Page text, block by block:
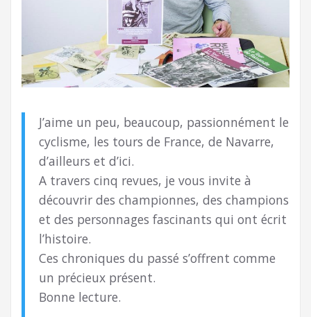
J’aime un peu, beaucoup, passionnément le
cyclisme, les tours de France, de Navarre,
d’ailleurs et d’ici.
A travers cinq revues, je vous invite à
découvrir des championnes, des champions
et des personnages fascinants qui ont écrit
l’histoire.
Ces chroniques du passé s’offrent comme
un précieux présent.
Bonne lecture.